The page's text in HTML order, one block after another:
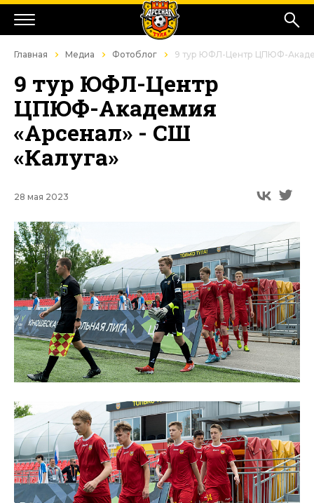
Главная Медиа Фотоблог 9 тур ЮФЛ-Центр ЦПЮФ-
9 тур ЮФЛ-Центр
ЦПЮФ-Академия
«Арсенал» - СШ
«Калуга»
28 мая 2023